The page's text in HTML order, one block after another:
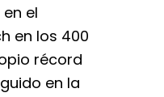
el
en los 400
récord
en la